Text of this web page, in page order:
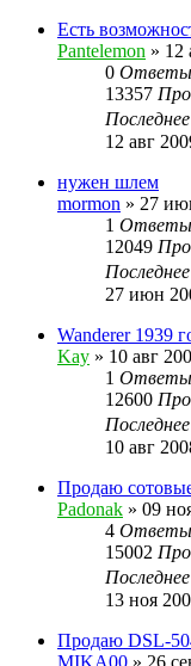
Есть
Pantelemon » 12
0 Ответы
13357
12 авг
нужен шлем
mormon » 27
1 Ответы
12049
27 июн
Wanderer 1939
Kay » 10 авг
1 Ответы
12600
10 авг
Продаю
Padonak » 09
4 Ответы
15002
13 ноя
Продаю DSL-
MIKA00 » 26